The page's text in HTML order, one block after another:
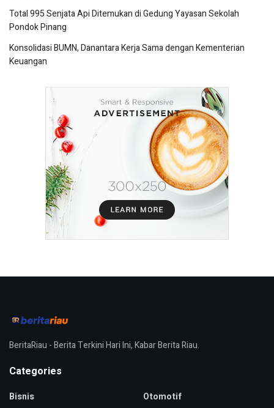
Total 995 Senjata Api Ditemukan di Gedung Yayasan Sekolah
Pondok Pinang
Konsolidasi BUMN, Danantara Kerja Sama dengan Kementerian
Keuangan
BeritaRiau - Berita Terkini Hari Ini, Kabar Berita Riau.
Categories
Bisnis
Otomotif